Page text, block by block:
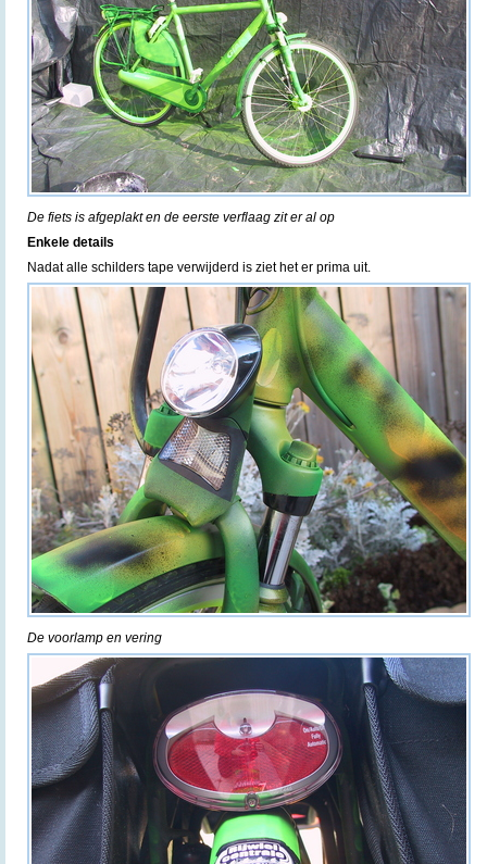
De fiets is afgeplakt en de eerste verflaag zit er al op
Enkele details
Nadat alle schilders tape verwijderd is ziet het er prima uit.
De voorlamp en vering